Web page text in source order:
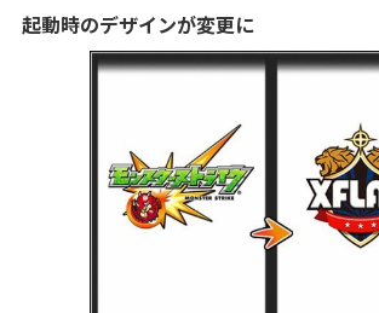
起動時のデザインが変更に